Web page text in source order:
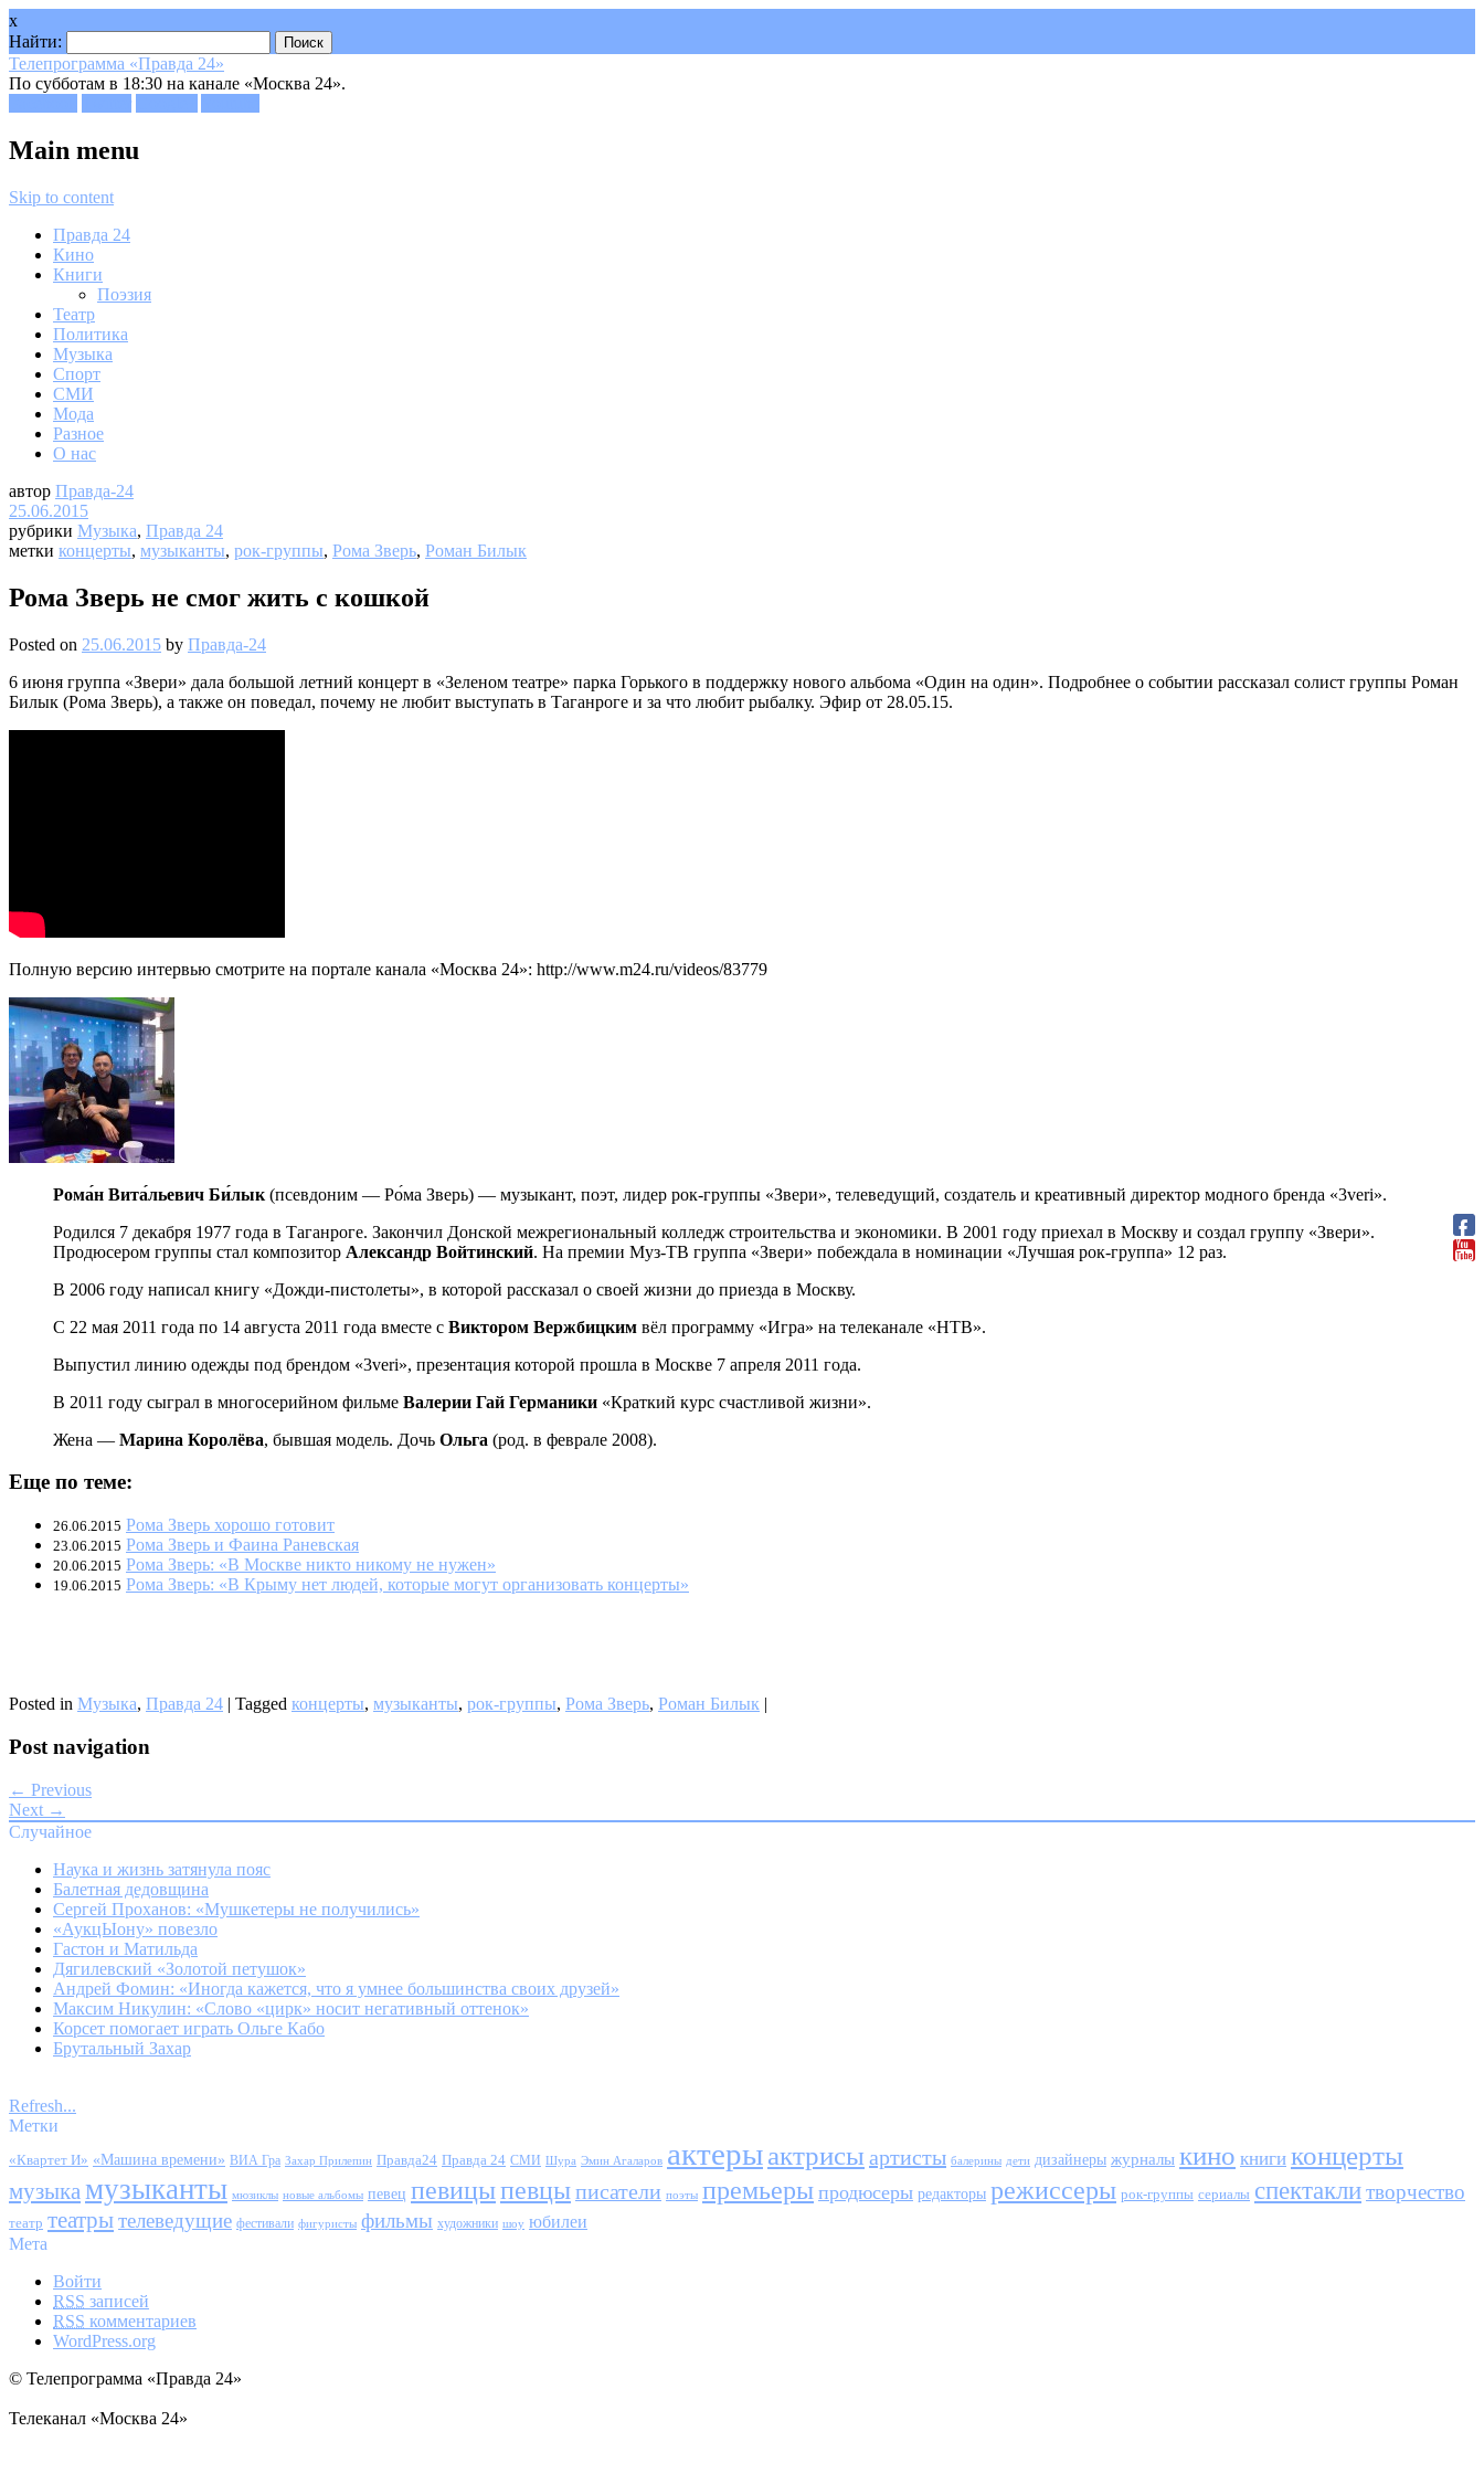
x
Найти:
Телепрограмма «Правда 24»
По субботам в 18:30 на канале «Москва 24».
Main menu
Skip to content
Правда 24
Кино
Книги
Поэзия
Театр
Политика
Музыка
Спорт
СМИ
Мода
Разное
О нас
автор Правда-24
25.06.2015
рубрики Музыка, Правда 24
метки концерты, музыканты, рок-группы, Рома Зверь, Роман Билык
Рома Зверь не смог жить с кошкой
Posted on 25.06.2015 by Правда-24
6 июня группа «Звери» дала большой летний концерт в «Зеленом театре» парка Горького в поддержку нового альбома «Один на один». Подробнее о событии рассказал солист группы Роман
Билык (Рома Зверь), а также он поведал, почему не любит выступать в Таганроге и за что любит рыбалку. Эфир от 28.05.15.
Полную версию интервью смотрите на портале канала «Москва 24»: http://www.m24.ru/videos/83779
Рома́н Вита́льевич Би́лык (псевдоним — Ро́ма Зверь) — музыкант, поэт, лидер рок-группы «Звери», телеведущий, создатель и креативный директор модного бренда «3veri».
Родился 7 декабря 1977 года в Таганроге. Закончил Донской межрегиональный колледж строительства и экономики. В 2001 году приехал в Москву и создал группу «Звери».
Продюсером группы стал композитор Александр Войтинский. На премии Муз-ТВ группа «Звери» побеждала в номинации «Лучшая рок-группа» 12 раз.
В 2006 году написал книгу «Дожди-пистолеты», в которой рассказал о своей жизни до приезда в Москву.
С 22 мая 2011 года по 14 августа 2011 года вместе с Виктором Вержбицким вёл программу «Игра» на телеканале «НТВ».
Выпустил линию одежды под брендом «3veri», презентация которой прошла в Москве 7 апреля 2011 года.
В 2011 году сыграл в многосерийном фильме Валерии Гай Германики «Краткий курс счастливой жизни».
Жена — Марина Королёва, бывшая модель. Дочь Ольга (род. в феврале 2008).
Еще по теме:
26.06.2015 Рома Зверь хорошо готовит
23.06.2015 Рома Зверь и Фаина Раневская
20.06.2015 Рома Зверь: «В Москве никто никому не нужен»
19.06.2015 Рома Зверь: «В Крыму нет людей, которые могут организовать концерты»
Posted in Музыка, Правда 24 | Tagged концерты, музыканты, рок-группы, Рома Зверь, Роман Билык |
Post navigation
← Previous
Next →
Случайное
Наука и жизнь затянула пояс
Балетная дедовщина
Сергей Проханов: «Мушкетеры не получились»
«АукцЫону» повезло
Гастон и Матильда
Дягилевский «Золотой петушок»
Андрей Фомин: «Иногда кажется, что я умнее большинства своих друзей»
Максим Никулин: «Слово «цирк» носит негативный оттенок»
Корсет помогает играть Ольге Кабо
Брутальный Захар
Refresh...
Метки
«Квартет И» «Машина времени» ВИА Гра Захар Прилепин Правда24 Правда 24 СМИ Шура Эмин Агаларов актерыактрисы артисты балерины дети дизайнеры журналы кино книги концерты
музыка музыканты мюзиклы новые альбомы певец певицыпевцыписатели поэты премьеры продюсеры редакторы режиссеры рок-группы сериалы спектаклитворчество
театр театрытелеведущие фестивали фигуристы фильмы художники шоу юбилеи
Мета
Войти
RSS записей
RSS комментариев
WordPress.org
© Телепрограмма «Правда 24»
Телеканал «Москва 24»